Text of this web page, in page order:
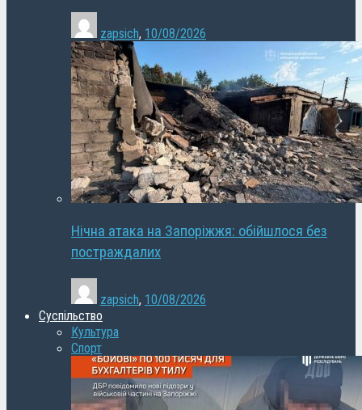
zapsich, 10/08/2026
Нічна атака на Запоріжжя: обійшлося без
постраждалих
zapsich, 10/08/2026
Суспільство
Культура
Спорт